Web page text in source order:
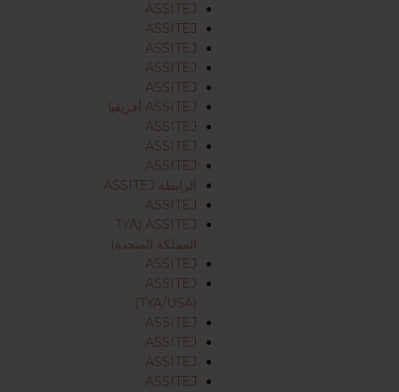
ASSITEJ
ASSITEJ
ASSITEJ
ASSITEJ
ASSITEJ
ASSITEJ أفريقيا
ASSITEJ
ASSITEJ
ASSITEJ
الرابطة ASSITEJ
ASSITEJ
ASSITEJ (TYA
المملكة المتحدة)
ASSITEJ
ASSITEJ
(TYA/USA)
ASSITEJ
ASSITEJ
ASSITEJ
ASSITEJ